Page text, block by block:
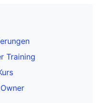
Training